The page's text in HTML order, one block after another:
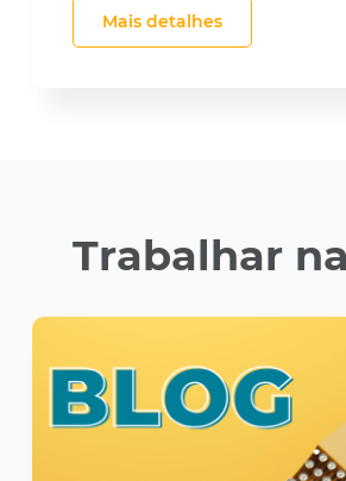
Mais detalhes
Trabalhar